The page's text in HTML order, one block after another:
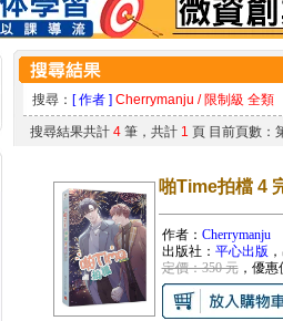
搜尋： [ 作者 ] Cherrymanju / 限制級 全類
搜尋結果共計 4筆，共計 1 頁 目前頁數：
啪Time拍檔 4
作者： Cherrymanju
出版社： 平心出版
定價：350 元，優惠